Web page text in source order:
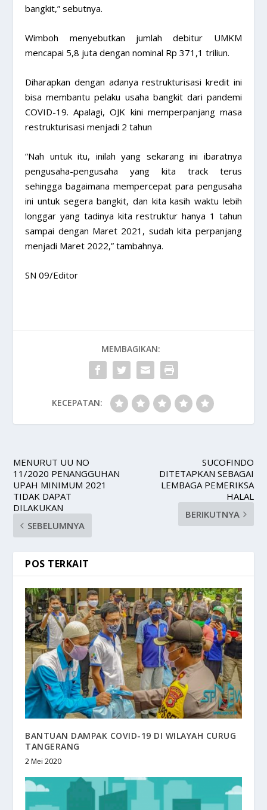
bangkit,” sebutnya.
Wimboh menyebutkan jumlah debitur UMKM
mencapai 5,8 juta dengan nominal Rp 371,1 triliun.
Diharapkan dengan adanya restrukturisasi kredit ini
bisa membantu pelaku usaha bangkit dari pandemi
COVID-19. Apalagi, OJK kini memperpanjang masa
restrukturisasi menjadi 2 tahun
“Nah untuk itu, inilah yang sekarang ini ibaratnya
pengusaha-pengusaha yang kita track terus
sehingga bagaimana mempercepat para pengusaha
ini untuk segera bangkit, dan kita kasih waktu lebih
longgar yang tadinya kita restruktur hanya 1 tahun
sampai dengan Maret 2021, sudah kita perpanjang
menjadi Maret 2022,” tambahnya.
SN 09/Editor
MEMBAGIKAN:
KECEPATAN:
MENURUT UU NO
11/2020 PENANGGUHAN
UPAH MINIMUM 2021
TIDAK DAPAT
DILAKUKAN
SEBELUMNYA
SUCOFINDO
DITETAPKAN SEBAGAI
LEMBAGA PEMERIKSA
HALAL
BERIKUTNYA
POS TERKAIT
BANTUAN DAMPAK COVID-19 DI WILAYAH CURUG
TANGERANG
2 Mei 2020